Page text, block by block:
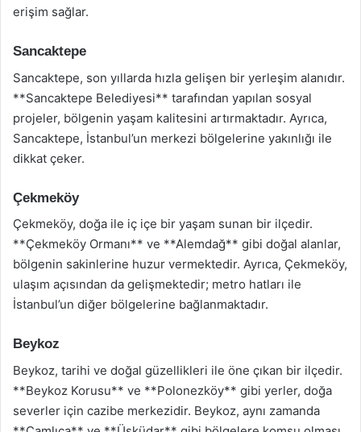
erişim sağlar.
Sancaktepe
Sancaktepe, son yıllarda hızla gelişen bir yerleşim alanıdır.
**Sancaktepe Belediyesi** tarafından yapılan sosyal
projeler, bölgenin yaşam kalitesini artırmaktadır. Ayrıca,
Sancaktepe, İstanbul’un merkezi bölgelerine yakınlığı ile
dikkat çeker.
Çekmeköy
Çekmeköy, doğa ile iç içe bir yaşam sunan bir ilçedir.
**Çekmeköy Ormanı** ve **Alemdağ** gibi doğal alanlar,
bölgenin sakinlerine huzur vermektedir. Ayrıca, Çekmeköy,
ulaşım açısından da gelişmektedir; metro hatları ile
İstanbul’un diğer bölgelerine bağlanmaktadır.
Beykoz
Beykoz, tarihi ve doğal güzellikleri ile öne çıkan bir ilçedir.
**Beykoz Korusu** ve **Polonezköy** gibi yerler, doğa
severler için cazibe merkezidir. Beykoz, aynı zamanda